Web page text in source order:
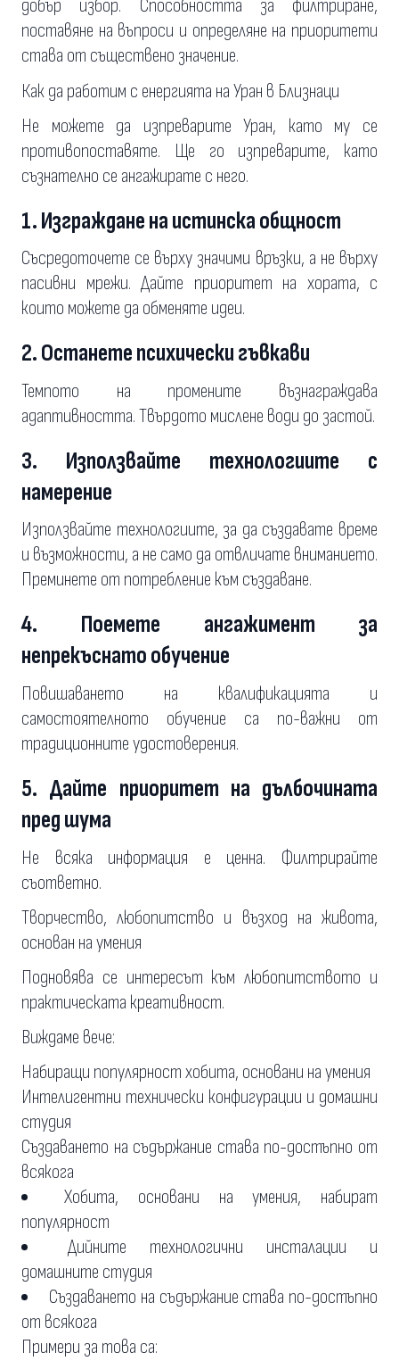
добър избор. Способността за филтриране,
поставяне на въпроси и определяне на приоритети
става от съществено значение.
Как да работим с енергията на Уран в Близнаци
Не можете да изпреварите Уран, като му се
противопоставяте. Ще го изпреварите, като
съзнателно се ангажирате с него.
1. Изграждане на истинска общност
Съсредоточете се върху значими връзки, а не върху
пасивни мрежи. Дайте приоритет на хората, с
които можете да обменяте идеи.
2. Останете психически гъвкави
Темпото на промените възнаграждава
адаптивността. Твърдото мислене води до застой.
3. Използвайте технологиите с
намерение
Използвайте технологиите, за да създавате време
и възможности, а не само да отвличате вниманието.
Преминете от потребление към създаване.
4. Поемете ангажимент за
непрекъснато обучение
Повишаването на квалификацията и
самостоятелното обучение са по-важни от
традиционните удостоверения.
5. Дайте приоритет на дълбочината
пред шума
Не всяка информация е ценна. Филтрирайте
съответно.
Творчество, любопитство и възход на живота,
основан на умения
Подновява се интересът към любопитството и
практическата креативност.
Виждаме вече:
Набиращи популярност хобита, основани на умения
Интелигентни технически конфигурации и домашни
студия
Създаването на съдържание става по-достъпно от
всякога
Хобита, основани на умения, набират
популярност
Дийните технологични инсталации и
домашните студия
Създаването на съдържание става по-достъпно
от всякога
Примери за това са: